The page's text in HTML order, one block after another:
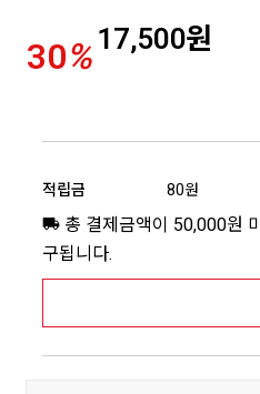
30%17,500원
적립금 80원
총 결제금액이 50,000원
구됩니다.